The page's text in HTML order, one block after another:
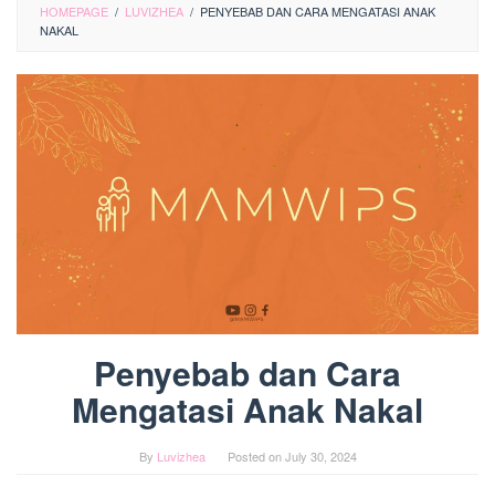
HOMEPAGE / LUVIZHEA / PENYEBAB DAN CARA MENGATASI ANAK
NAKAL
Penyebab dan Cara
Mengatasi Anak Nakal
By Luvizhea Posted onJuly 30, 2024